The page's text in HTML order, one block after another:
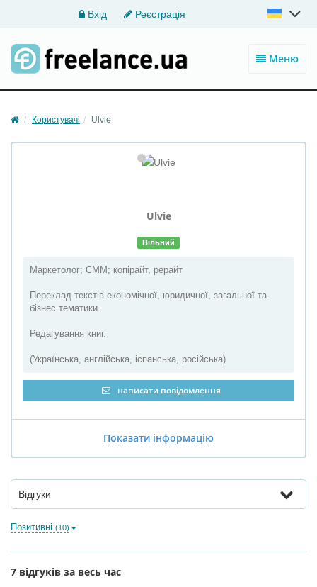
Вхід Реєстрація
Меню
Користувачі Ulvie
Ulvie
Вільний
Маркетолог; CMM; копірайт, рерайт
Переклад текстів економічної, юридичної, загальної та
бізнес тематики.
Редагування книг.
(Українська, англійська, іспанська, російська)
написати повідомлення
Показати інформацію
Відгуки
Позитивні (10)
7 відгуків за весь час